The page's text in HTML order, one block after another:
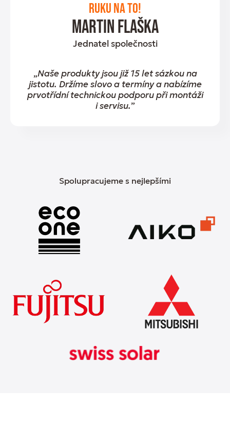
Ruku na to!
Martin Flaška
Jednatel společnosti
„Naše produkty jsou již 15 let sázkou na
jistotu. Držíme slovo a termíny a nabízíme
prvotřídní technickou podporu při montáži
i servisu.”
Spolupracujeme s nejlepšími